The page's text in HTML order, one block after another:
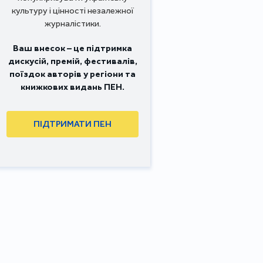
культуру і цінності незалежної
журналістики.
Ваш внесок – це підтримка
дискусій, премій, фестивалів,
поїздок авторів у регіони та
книжкових видань ПЕН.
ПІДТРИМАТИ ПЕН